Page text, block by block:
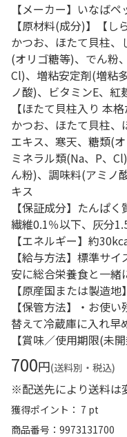
【メーカー】いなばペ
【原材料(成分)】【し
かつお、ほたて貝柱
(オリゴ糖等)、でん粉
Cl)、増粘安定剤(増粘
ノ酸)、ビタミンE、紅
【ほたて貝柱入り 本格
かつお、ほたて貝柱、
エキス、寒天、糖類(
ミネラル類(Na、P、
ん粉)、調味料(アミノ
キス
【保証成分】たんぱ
繊維0.1％以下、灰分
【エネルギー】約
【給与方法】標準サ
安に総合栄養食と一緒
【原産国または製造地
【保管方法】・お使
替えて冷蔵庫に入れ早
【賞味／使用期限(未
700円(送料別・税込)
※配送先により送料は
獲得ポイント： 7 pt
商品番号
9973131700